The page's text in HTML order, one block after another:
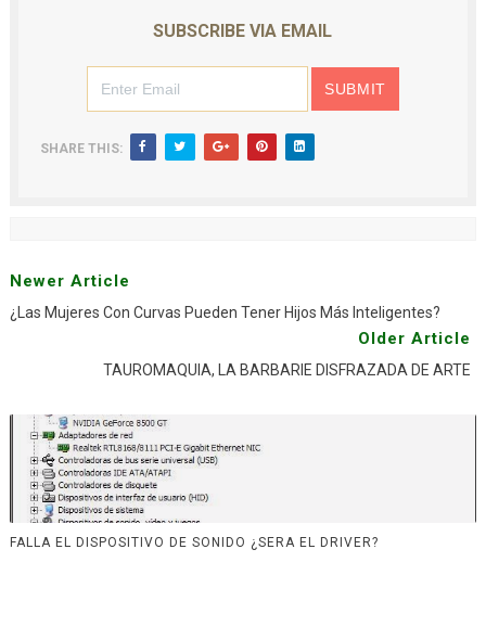
SUBSCRIBE VIA EMAIL
SHARE THIS:
Newer Article
¿Las Mujeres Con Curvas Pueden Tener Hijos Más Inteligentes?
Older Article
TAUROMAQUIA, LA BARBARIE DISFRAZADA DE ARTE
FALLA EL DISPOSITIVO DE SONIDO ¿SERA EL DRIVER?